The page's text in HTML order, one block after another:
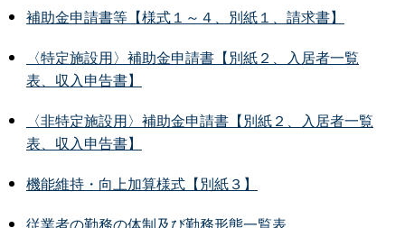
補助金申請書等【様式１～４、別紙１、請求書】
〈特定施設用〉補助金申請書【別紙２、入居者一覧
表、収入申告書】
〈非特定施設用〉補助金申請書【別紙２、入居者一覧
表、収入申告書】
機能維持・向上加算様式【別紙３】
従業者の勤務の体制及び勤務形態一覧表